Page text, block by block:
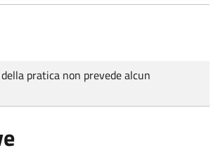
pratica non prevede alcun